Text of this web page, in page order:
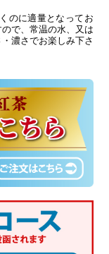
のに適量となってお
で、常温の水、又は
濃さでお楽しみ下さ